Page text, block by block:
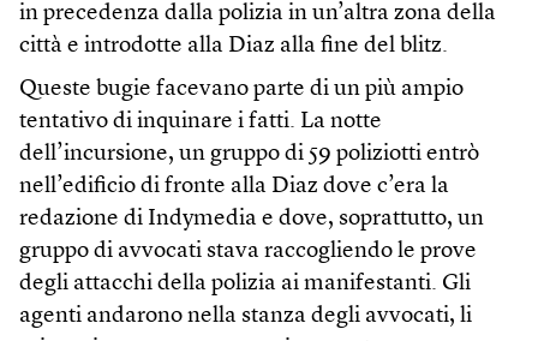
in precedenza dalla polizia in un’altra zona della
città e introdotte alla Diaz alla fine del blitz.
Queste bugie facevano parte di un più ampio
tentativo di inquinare i fatti. La notte
dell’incursione, un gruppo di 59 poliziotti entrò
nell’edificio di fronte alla Diaz dove c’era la
redazione di Indymedia e dove, soprattutto, un
gruppo di avvocati stava raccogliendo le prove
degli attacchi della polizia ai manifestanti. Gli
agenti andarono nella stanza degli avvocati, li